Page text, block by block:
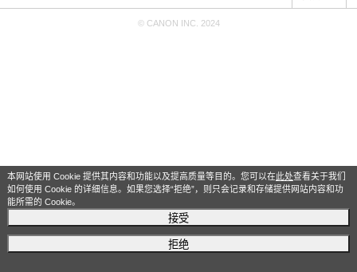
本网站使用 Cookie 提供其内容和功能以及提高质量等目的。您可以在此处查看关于我们
如何使用 Cookie 的详细信息。如果您选择“拒绝”，则只会记录和存储提供网站内容和功
能所需的 Cookie。
接受
拒绝
© CANON INC. 2024